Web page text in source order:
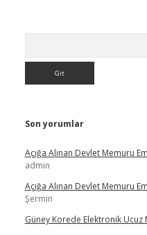
Son yorumlar
Açığa Alınan Devlet Memuru
admin
Açığa Alınan Devlet Memuru
Şermin
Güney Korede Elektronik Ucuz